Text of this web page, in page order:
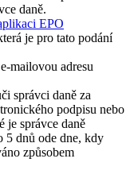
daně.
EPO
je pro tato podání
mailovou adresu
správci daně za
podpisu nebo
je správce daně
5 dnů ode dne, kdy
způsobem